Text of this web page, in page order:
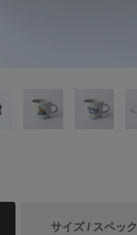
サイズ / スペック